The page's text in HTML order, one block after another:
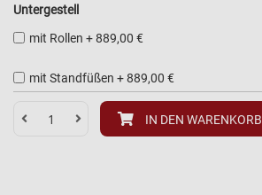
Untergestell
mit Rollen +889,00 €
mit Standfüßen +889,00 €
IN DEN WARENKORB